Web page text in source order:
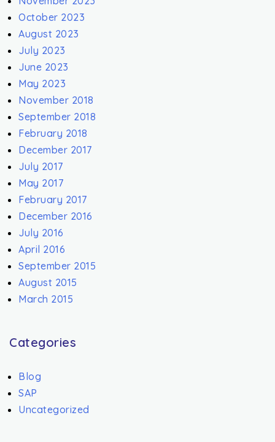
October 2023
August 2023
July 2023
June 2023
May 2023
November 2018
September 2018
February 2018
December 2017
July 2017
May 2017
February 2017
December 2016
July 2016
April 2016
September 2015
August 2015
March 2015
Categories
Blog
SAP
Uncategorized